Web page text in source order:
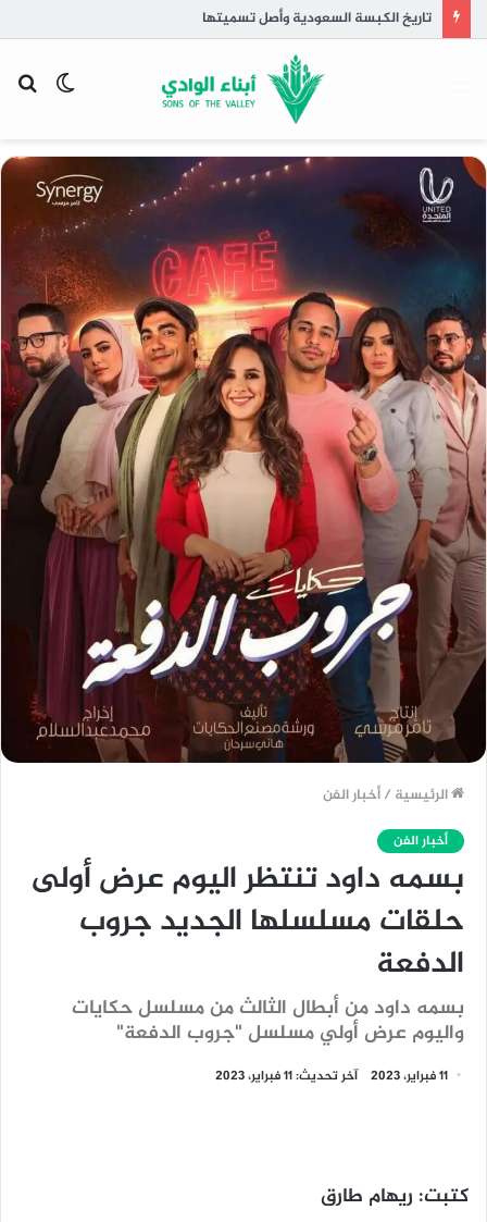
تاريخ الكبسة السعودية وأصل تسميتها
الوضع
الرئيسية /أخبار الفن
أخبار الفن
بسمه داود تنتظر اليوم عرض أولى
حلقات مسلسلها الجديد جروب
الدفعة
بسمه داود من أبطال الثالث من مسلسل حكايات
واليوم عرض أولي مسلسل "جروب الدفعة"
11 فبراير، 2023 آخر تحديث: 11 فبراير، 2023
كتبت: ريهام طارق